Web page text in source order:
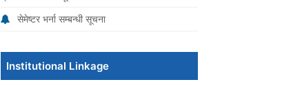
सेमेष्टर भर्ना सम्बन्धी सूचना
Institutional Linkage